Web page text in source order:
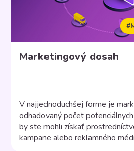
Marketingový dosah
V najjednoduchšej forme je
odhadovaný počet
by ste mohli získať
kampane alebo reklamného